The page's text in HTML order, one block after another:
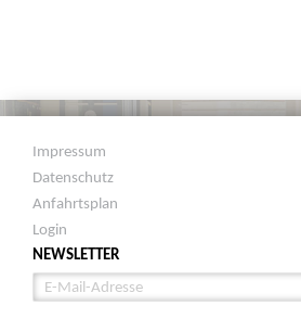
Impressum
Datenschutz
Anfahrtsplan
Login
NEWSLETTER